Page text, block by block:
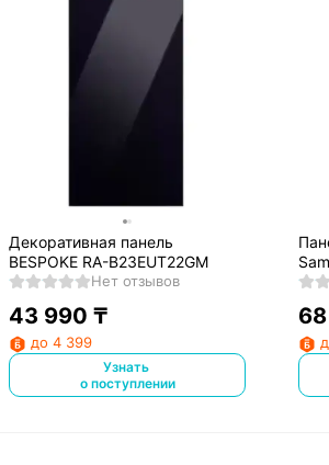
Декоративная панель
BESPOKE RA-B23EUT22GM
Нет отзывов
43 990 ₸
до 4 399
Узнать
о поступлении